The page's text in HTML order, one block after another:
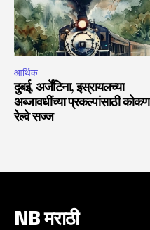
आर्थिक
दुबई, अर्जेंटिना, इस्रायलच्या
अब्जावधींच्या प्रकल्पांसाठी कोकण
रेल्वे सज्ज
NB मराठी